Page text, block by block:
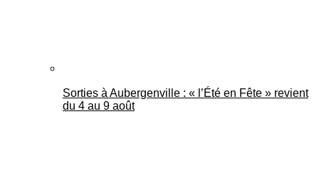
Sorties à Aubergenville : « l’Été en Fête » revient
du 4 au 9 août